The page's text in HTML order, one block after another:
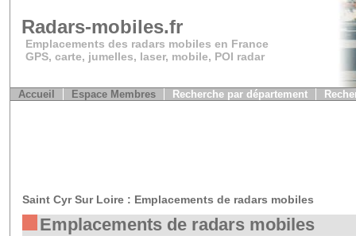
Radars-mobiles.fr
Emplacements des radars mobiles en France
GPS, carte, jumelles, laser, mobile, POI radar
Accueil Espace Membres Recherche par département
Saint Cyr Sur Loire : Emplacements de radars mobiles
Emplacements de radars mobiles